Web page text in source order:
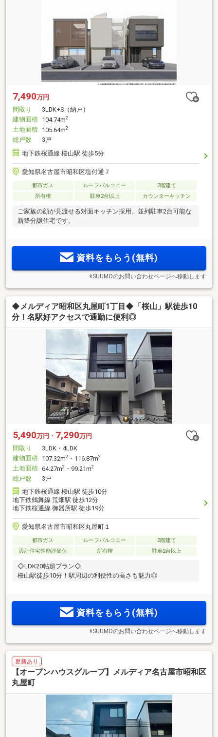
7,490万円
間取り
3LDK+S（納戸）
建物面積 104.74m2
土地面積 105.64m2
総戸数
3戸
地下鉄桜通線 桜山駅 徒歩5分
愛知県名古屋市昭和区塩付通７
都市ガス ルーフバルコニー
2階建て
所有権
駐車2台以上 カウンターキッチン
ご家族の顔が見渡せる対面キッチン採用。並列駐車2台可能な
新築分譲住宅です。
資料をもらう(無料)
※SUUMOのお問い合わせページへ移動します
◆メルディア昭和区丸屋町1丁目◆「桜山」駅徒歩10
分！名駅好アクセスで通勤に便利◎
5,490万円・ 7,290万円
間取り
3LDK・4LDK
建物面積 107.32m2 ・116.87m2
土地面積 64.27m2 ・99.21m2
総戸数
3戸
地下鉄桜通線 桜山駅 徒歩10分
地下鉄鶴舞線 荒畑駅 徒歩12分
地下鉄桜通線 御器所駅 徒歩19分
愛知県名古屋市昭和区丸屋町１
都市ガス ルーフバルコニー
2階建て
設計住宅性能評価付
所有権 駐車2台以上
◇LDK20帖超プラン◇
桜山駅徒歩10分！駅周辺の利便性の高さも魅力◎
資料をもらう(無料)
※SUUMOのお問い合わせページへ移動します
更新あり
【オープンハウスグループ】メルディア名古屋市昭和区
丸屋町